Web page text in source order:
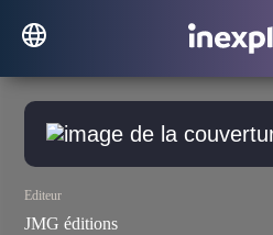
Editeur
JMG éditions